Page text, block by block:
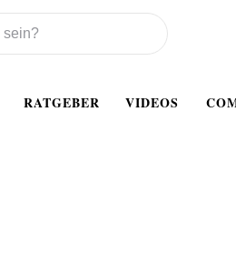
RATGEBER VIDEOS